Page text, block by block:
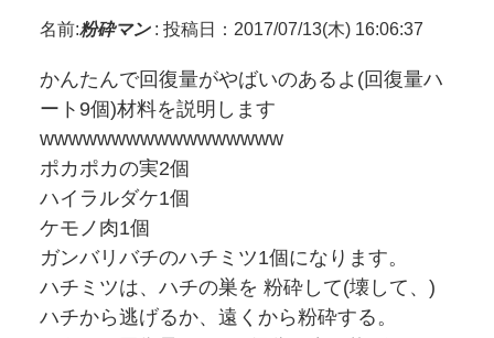
名前:粉砕マン: 投稿日：2017/07/13(木) 16:06:37
かんたんで回復量がやばいのあるよ(回復量ハ
ート9個)材料を説明します
wwwwwwwwwwwwwwwww
ポカポカの実2個
ハイラルダケ1個
ケモノ肉1個
ガンバリバチのハチミツ1個になります。
ハチミツは、ハチの巣を 粉砕して(壊して、)
ハチから逃げるか、遠くから粉砕する。